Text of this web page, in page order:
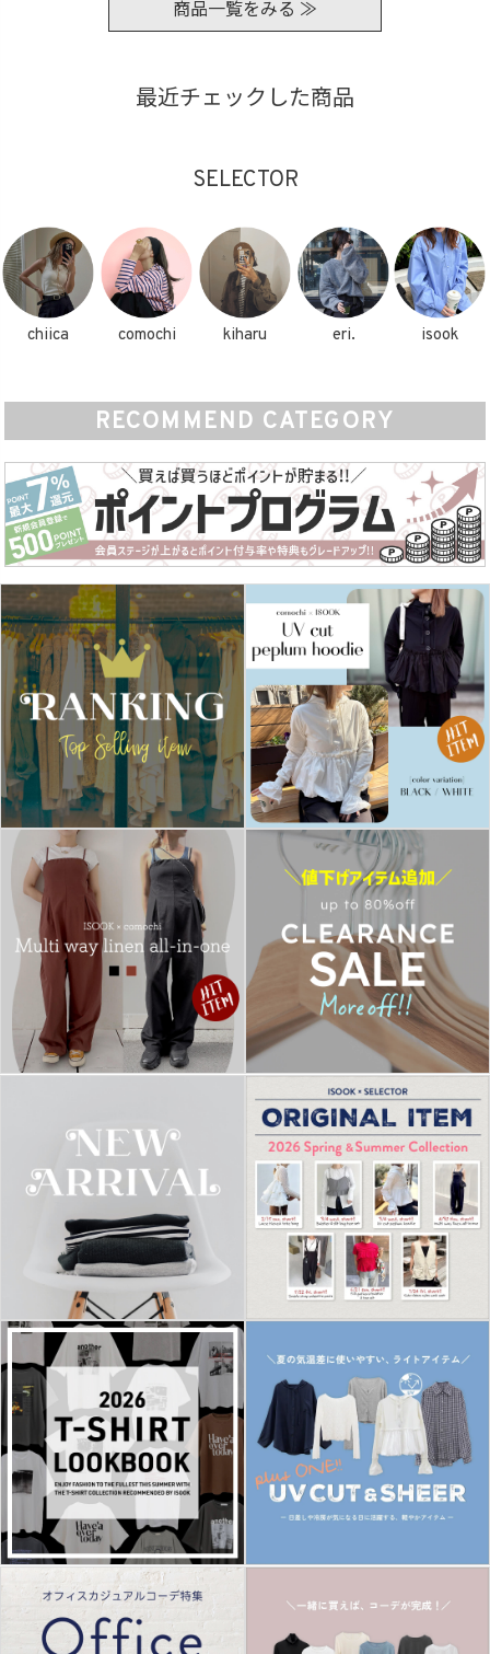
商品一覧をみる ≫
最近チェックした商品
SELECTOR
chiica comochi kiharu eri. isook
RECOMMEND CATEGORY